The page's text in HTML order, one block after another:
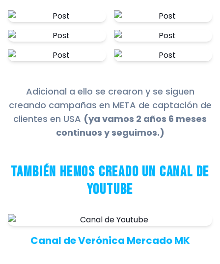
Adicional a ello se crearon y se siguen
creando campañas en META de captación de
clientes en USA (ya vamos 2 años 6 meses
continuos y seguimos.)
También hemos creado un canal de
Youtube
Canal de Verónica Mercado MK